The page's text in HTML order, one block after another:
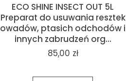
ECO SHINE INSECT OUT 5L
Preparat do usuwania resztek
owadów, ptasich odchodów i
innych zabrudzeń org...
85,00 zł